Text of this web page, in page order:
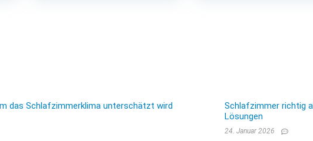
das Schlafzimmerklima unterschätzt wird
Schlafzimmer richtig
Lösungen
24. Januar 2026